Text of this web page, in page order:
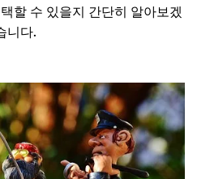
할 수 있을지 간단히 알아보겠
니다.